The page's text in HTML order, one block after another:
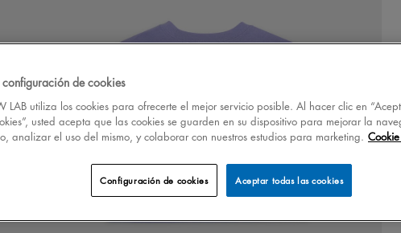
configuración de cookies
LAB utiliza los cookies para ofrecerte el mejor servicio posible. Al hacer clic en
usted acepta que las cookies se guarden en su dispositivo para mejorar la
analizar el uso del mismo, y colaborar con nuestros estudios para marketing.
Aceptar todas las cookies
Configuración de cookies